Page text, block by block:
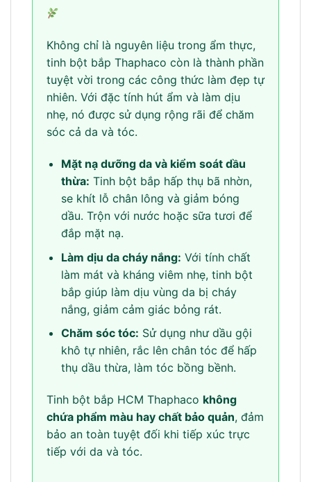
Không chỉ là nguyên liệu trong ẩm thực,
tinh bột bắp Thaphaco còn là thành phần
tuyệt vời trong các công thức làm đẹp tự
nhiên. Với đặc tính hút ẩm và làm dịu
nhẹ, nó được sử dụng rộng rãi để chăm
sóc cả da và tóc.
Mặt nạ dưỡng da và kiểm soát dầu
thừa: Tinh bột bắp hấp thụ bã nhờn,
se khít lỗ chân lông và giảm bóng
dầu. Trộn với nước hoặc sữa tươi để
đắp mặt nạ.
Làm dịu da cháy nắng: Với tính chất
làm mát và kháng viêm nhẹ, tinh bột
bắp giúp làm dịu vùng da bị cháy
nắng, giảm cảm giác bỏng rát.
Chăm sóc tóc: Sử dụng như dầu gội
khô tự nhiên, rắc lên chân tóc để hấp
thụ dầu thừa, làm tóc bồng bềnh.
Tinh bột bắp HCM Thaphaco không
chứa phẩm màu hay chất bảo quản, đảm
bảo an toàn tuyệt đối khi tiếp xúc trực
tiếp với da và tóc.